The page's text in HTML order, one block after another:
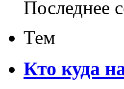
Последнее
Тем
Кто куда